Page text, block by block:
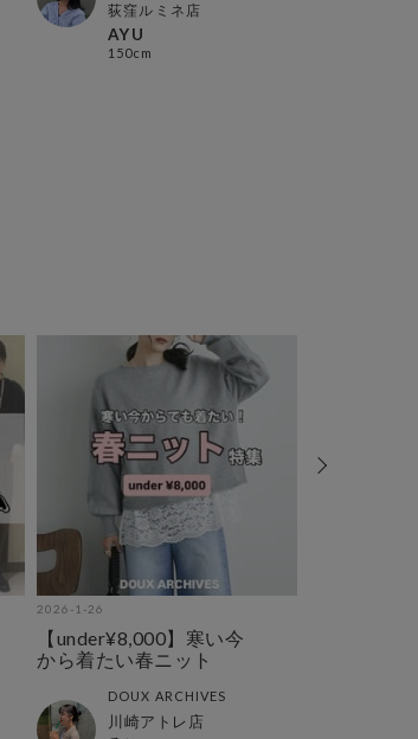
荻窪ルミネ店
AYU
150cm
2026-1-26
【under¥8,000】寒い今
から着たい春ニット
DOUX ARCHIVES
川崎アトレ店